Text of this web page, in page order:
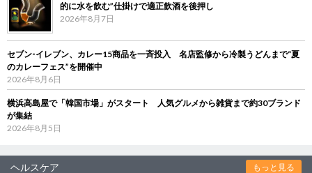
的に水を飲む”仕掛けで適正飲酒を後押し
2026年8月7日
セブン‐イレブン、カレー15商品を一斉投入 名店監修から冷製うどんまで“夏
のカレーフェス”を開催中
2026年8月6日
横浜高島屋で「韓国市場」がスタート 人気グルメから雑貨まで約30ブランド
が集結
2026年8月5日
ヘルスケア もっと見る